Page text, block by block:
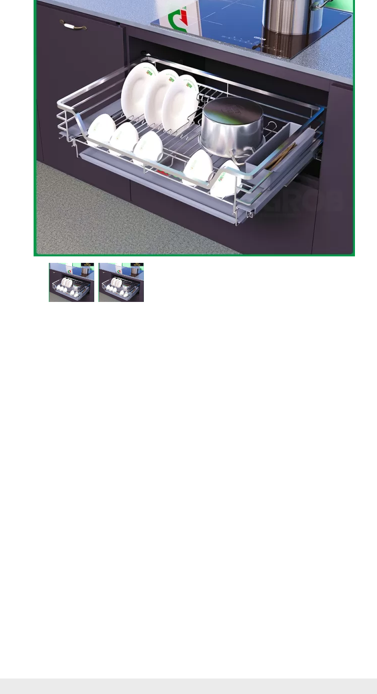
Bếp từ-Bếp hồng ngoại
Chậu rửa bát
Ray trượt – bản lề – tay nắm cửa
Kệ để chất tẩy rửa
Kệ gia vị
Kệ góc liên hoàn